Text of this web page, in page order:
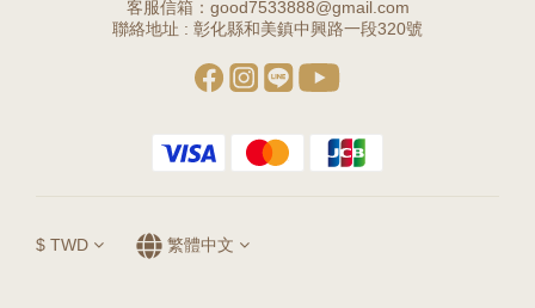
客服信箱：good7533888@gmail.com
聯絡地址 : 彰化縣和美鎮中興路一段320號
$ TWD 繁體中文